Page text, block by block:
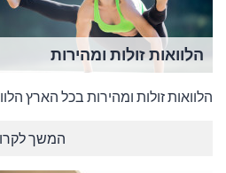
הלוואות זולות ומהירות
הלוואות זולות ומהירות בכל הארץ
המשך